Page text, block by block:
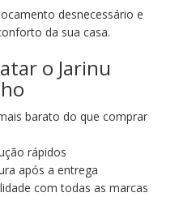
desnecessário e
da sua casa.
o Jarinu
barato do que comprar
rápidos
após a entrega
com todas as marcas